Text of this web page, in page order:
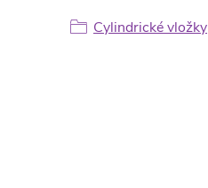
Cylindrické vložky